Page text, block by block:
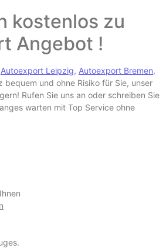
kostenlos zu
Angebot !
Autoexport Leipzig, Autoexport Bremen,
und ohne Risiko für Sie, unser
Rufen Sie uns an oder schreiben Sie
warten mit Top Service ohne
.